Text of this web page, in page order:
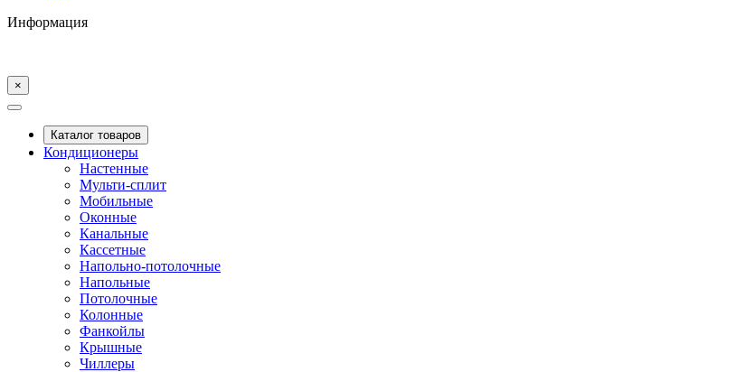
Информация
×
Каталог товаров
Кондиционеры
Настенные
Мульти-сплит
Мобильные
Оконные
Канальные
Кассетные
Напольно-потолочные
Напольные
Потолочные
Колонные
Фанкойлы
Крышные
Чиллеры